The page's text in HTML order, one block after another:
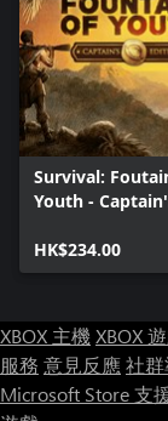
Survival:
Youth -
HK$234.00
XBOX 主機XBOX
服務 意見反應社
Microsoft Store 支